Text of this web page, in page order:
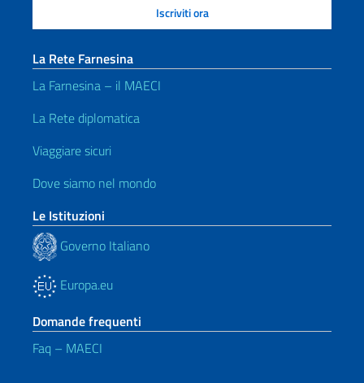
La Rete Farnesina
La Farnesina – il MAECI
La Rete diplomatica
Viaggiare sicuri
Dove siamo nel mondo
Le Istituzioni
Governo Italiano
Europa.eu
Domande frequenti
Faq – MAECI